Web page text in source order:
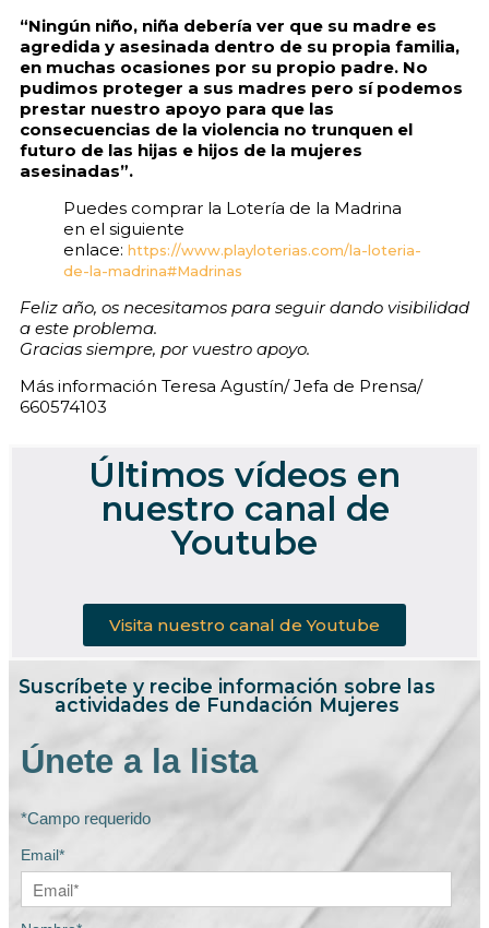
“Ningún niño, niña debería ver que su madre es
agredida y asesinada dentro de su propia familia,
en muchas ocasiones por su propio padre. No
pudimos proteger a sus madres pero sí podemos
prestar nuestro apoyo para que las
consecuencias de la violencia no trunquen el
futuro de las hijas e hijos de la mujeres
asesinadas”.
Puedes comprar la Lotería de la Madrina
en el siguiente
enlace: https://www.playloterias.com/la-loteria-
de-la-madrina#Madrinas
Feliz año, os necesitamos para seguir dando visibilidad
a este problema.
Gracias siempre, por vuestro apoyo.
Más información Teresa Agustín/ Jefa de Prensa/
660574103
Últimos vídeos en
nuestro canal de
Youtube
Visita nuestro canal de Youtube
Suscríbete y recibe información sobre las
actividades de Fundación Mujeres
Únete a la lista
*Campo requerido
Email*